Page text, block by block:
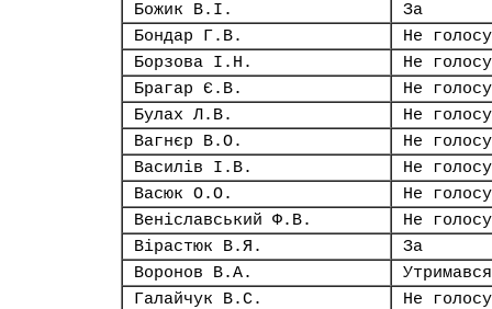
Божик В.І.
За
Бондар Г.В.
Не
Борзова І.Н.
Не
Брагар Є.В.
Не
Булах Л.В.
Не
Вагнєр В.О.
Не
Василів І.В.
Не
Васюк О.О.
Не
Веніславський Ф.В.
Не
Вірастюк В.Я.
За
Воронов В.А.
Утримався
Галайчук В.С.
Не